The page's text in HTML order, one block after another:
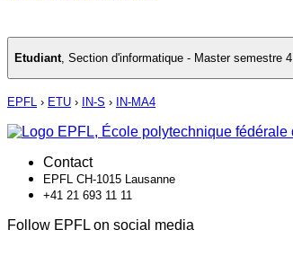
Etudiant, Section d'informatique - Master semestre 4
EPFL › ETU › IN-S › IN-MA4
Contact
EPFL CH-1015 Lausanne
+41 21 693 11 11
Follow EPFL on social media